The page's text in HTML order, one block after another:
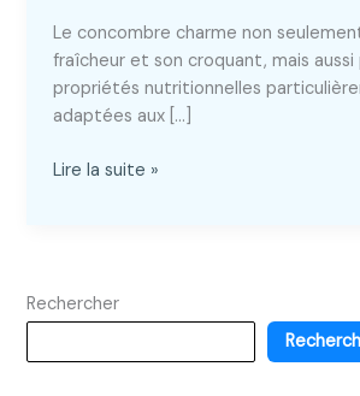
Le concombre charme non
fraîcheur et son croquant, mais aussi
propriétés nutritionnelles
adaptées aux […]
Concombre
minceur
excellence
Lire la suite »
Rechercher